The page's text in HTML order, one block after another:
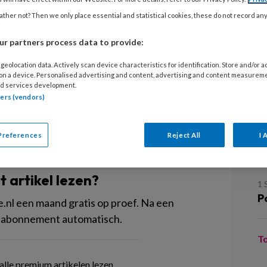
lezen als doorbladerbare pdf. Wil
pdf te kunnen bekijken, moet je
abonnement.
PREMIUM
artikel lezen?
een maand gratis op proef. Na een
automatisch.
premium artikelen lezen
1
not? Then we only place essential and statistical cookies, these do not record
partners process data to provide:
data. Actively scan device characteristics for identification. Store and/or
a device. Personalised advertising and content, advertising and content
services development.
(vendors)
Reject All I